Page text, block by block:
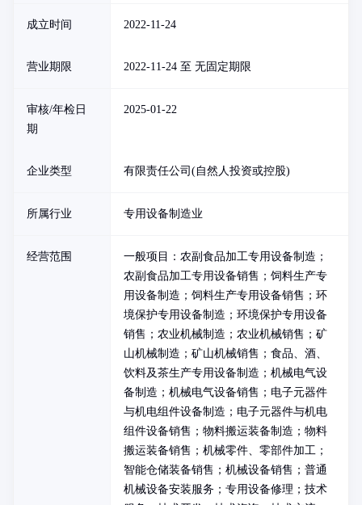
成立时间 2022-11-24
营业期限 2022-11-24 至 无固定期限
审核/年检日
期
2025-01-22
企业类型 有限责任公司(自然人投资或控股)
所属行业 专用设备制造业
经营范围
一般项目：农副食品加工专用设备制造；
农副食品加工专用设备销售；饲料生产专
用设备制造；饲料生产专用设备销售；环
境保护专用设备制造；环境保护专用设备
销售；农业机械制造；农业机械销售；矿
山机械制造；矿山机械销售；食品、酒、
饮料及茶生产专用设备制造；机械电气设
备制造；机械电气设备销售；电子元器件
与机电组件设备制造；电子元器件与机电
组件设备销售；物料搬运装备制造；物料
搬运装备销售；机械零件、零部件加工；
智能仓储装备销售；机械设备销售；普通
机械设备安装服务；专用设备修理；技术